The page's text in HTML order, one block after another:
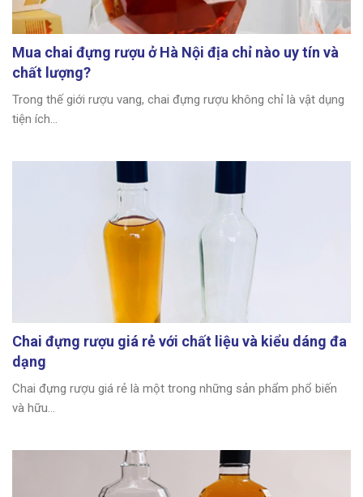
Mua chai đựng rượu ở Hà Nội địa chỉ nào uy tín và
chất lượng?
Trong thế giới rượu vang, chai đựng rượu không chỉ là vật dụng
tiện ích...
Chai đựng rượu giá rẻ với chất liệu và kiểu dáng đa
dạng
Chai đựng rượu giá rẻ là một trong những sản phẩm phổ biến
và hữu...